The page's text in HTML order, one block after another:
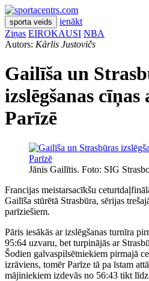
sporta veids
ienākt
Ziņas EIROKAUSI NBA
Autors: Kārlis Justovičs
Gailīša un
izslēgšanas
Parīzē
Jānis Gailītis. Foto: SIG
Francijas meistarsacīkšu
Gailīša stūrētā Strasbūra, sērijas
parīziešiem.
Pāris iesākās ar izslēgšanas turnīra
95:64 uzvaru, bet turpinājās ar
Šodien galvaspilsētniekiem pirmajā
izrāviens, tomēr Parīze tā pa īstam
mājiniekiem izdevās no 56:43 tikt